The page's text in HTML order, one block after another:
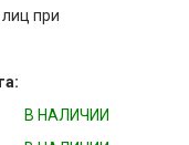
при
В НАЛИЧИИ